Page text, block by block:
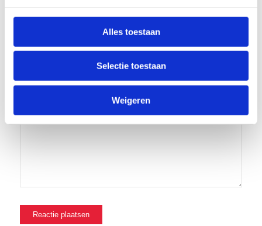
Alles toestaan
Selectie toestaan
Weigeren
E-mail*
Site
Mijn naam, e-mail en site opslaan in deze browser voor de
volgende keer wanneer ik een reactie plaats.